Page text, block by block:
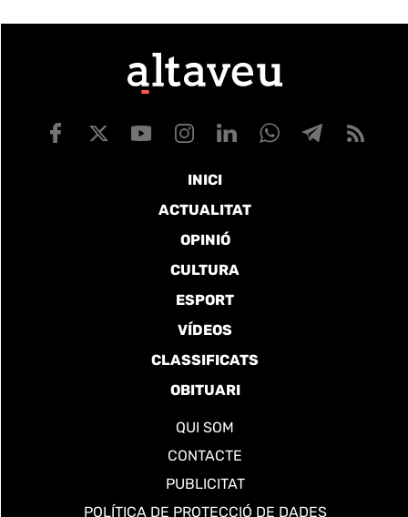
INICI
ACTUALITAT
OPINIÓ
CULTURA
ESPORT
VÍDEOS
CLASSIFICATS
OBITUARI
QUI SOM
CONTACTE
PUBLICITAT
POLÍTICA DE PROTECCIÓ DE DADES